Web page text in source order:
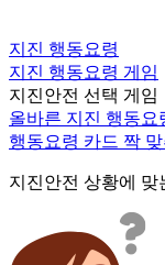
지진 행동요령
지진 행동요령 게임
지진안전 선택 게임
올바른 지진 행동요
행동요령 카드 짝
지진안전 상황에 맞